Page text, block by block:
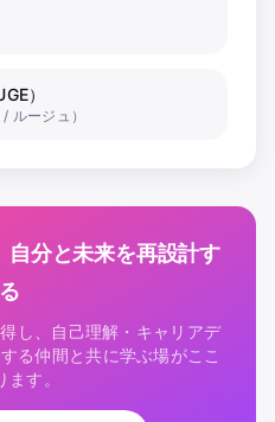
）
ルージュ）
自分と未来を再設計す
る
し、自己理解・キャリアデ
る仲間と共に学ぶ場がここ
ます。